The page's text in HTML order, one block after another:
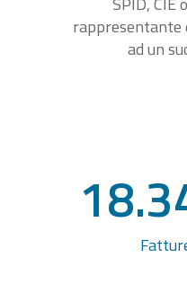
rappresentante
ad un